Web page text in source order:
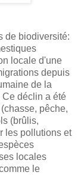
de biodiversité:
locale d'une
depuis
de la
Ce déclin a été
pêche,
(brûlis,
les pollutions et
locales
le